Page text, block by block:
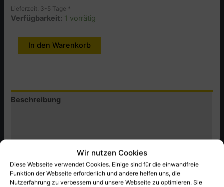
Wir nutzen Cookies
Diese Webseite verwendet Cookies. Einige sind für die einwandfreie
Funktion der Webseite erforderlich und andere helfen uns, die
Nutzerfahrung zu verbessern und unsere Webseite zu optimieren. Sie
Lieferzeit: 3-5 Tage *
Verfügbarkeit: 1 vorrätig
Holder
MB50FA-
PA
In den Warenkorb
Beschreibung
Produktsicherheit (GPSR)
Honda Original Ersatzteil NEU passend bei MB50FA-PA
ect.